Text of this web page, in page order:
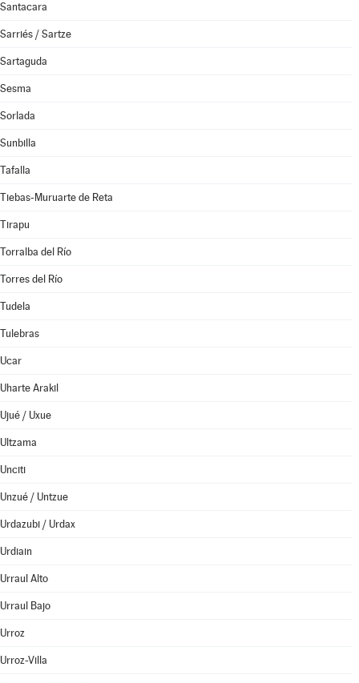
Santacara
Sarriés / Sartze
Sartaguda
Sesma
Sorlada
Sunbilla
Tafalla
Tiebas-Muruarte de Reta
Tirapu
Torralba del Río
Torres del Río
Tudela
Tulebras
Ucar
Uharte Arakil
Ujué / Uxue
Ultzama
Unciti
Unzué / Untzue
Urdazubi / Urdax
Urdiain
Urraul Alto
Urraul Bajo
Urroz
Urroz-Villa